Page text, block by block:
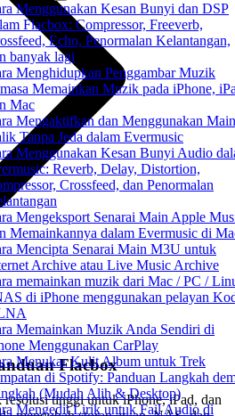
Menggunakan Kesan Bunyi dan DSP
Flacbox: Compressor, Freeverb,
Echo, Penormalan Kelantangan,
banyak lagi
Menghidupkan Penggambar Muzik
Memainkan Muzik pada iPhone,
Mac
Mengaktifkan dan Menggunakan Main
Tanpa Jeda dalam Evermusic
Menggunakan Kesan Bunyi Audio
Reverb, Delay, Distortion,
Crossfeed, dan Penormalan
Mengeksport Senarai Main Apple
Memainkannya dalam Evermusic di
Mencipta Senarai Main M3U untuk
Archive atau Live Music Archive
memainkan muzik dari Mac / PC /
di iPhone menggunakan pelayan
Memainkan Muzik Anda Sendiri di
Menggunakan CarPlay
Menukar Kulit Album untuk Trek
di Spotify: Panduan Langkah
(Mudah Alih & Desktop)
Mengedit Lirik untuk Fail Audio di
Flacbox
tinggi untuk iPhone, iPad, dan